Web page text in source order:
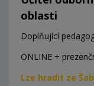
oblasti
Doplňující
ONLINE +
Lze hradit ze